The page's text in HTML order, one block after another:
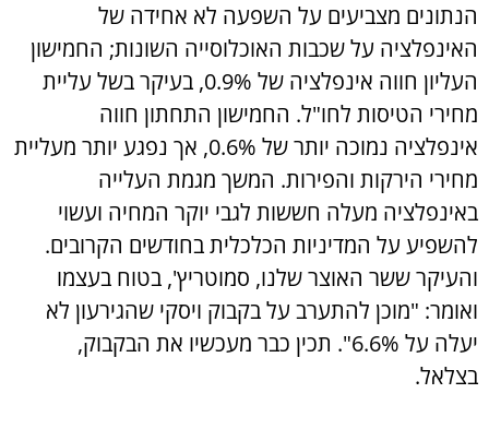
הנתונים מצביעים על השפעה לא אחידה של
האינפלציה על שכבות האוכלוסייה השונות; החמישון
העליון חווה אינפלציה של 0.9%, בעיקר בשל עליית
מחירי הטיסות לחו"ל. החמישון התחתון חווה
אינפלציה נמוכה יותר של 0.6%, אך נפגע יותר מעליית
מחירי הירקות והפירות. המשך מגמת העלייה
באינפלציה מעלה חששות לגבי יוקר המחיה ועשוי
להשפיע על המדיניות הכלכלית בחודשים הקרובים.
והעיקר ששר האוצר שלנו, סמוטריץ', בטוח בעצמו
ואומר: "מוכן להתערב על בקבוק ויסקי שהגירעון לא
יעלה על 6.6%". תכין כבר מעכשיו את הבקבוק,
בצלאל.